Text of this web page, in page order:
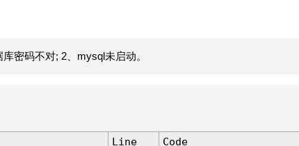
密码不对; 2、mysql未启动。
Line
Code